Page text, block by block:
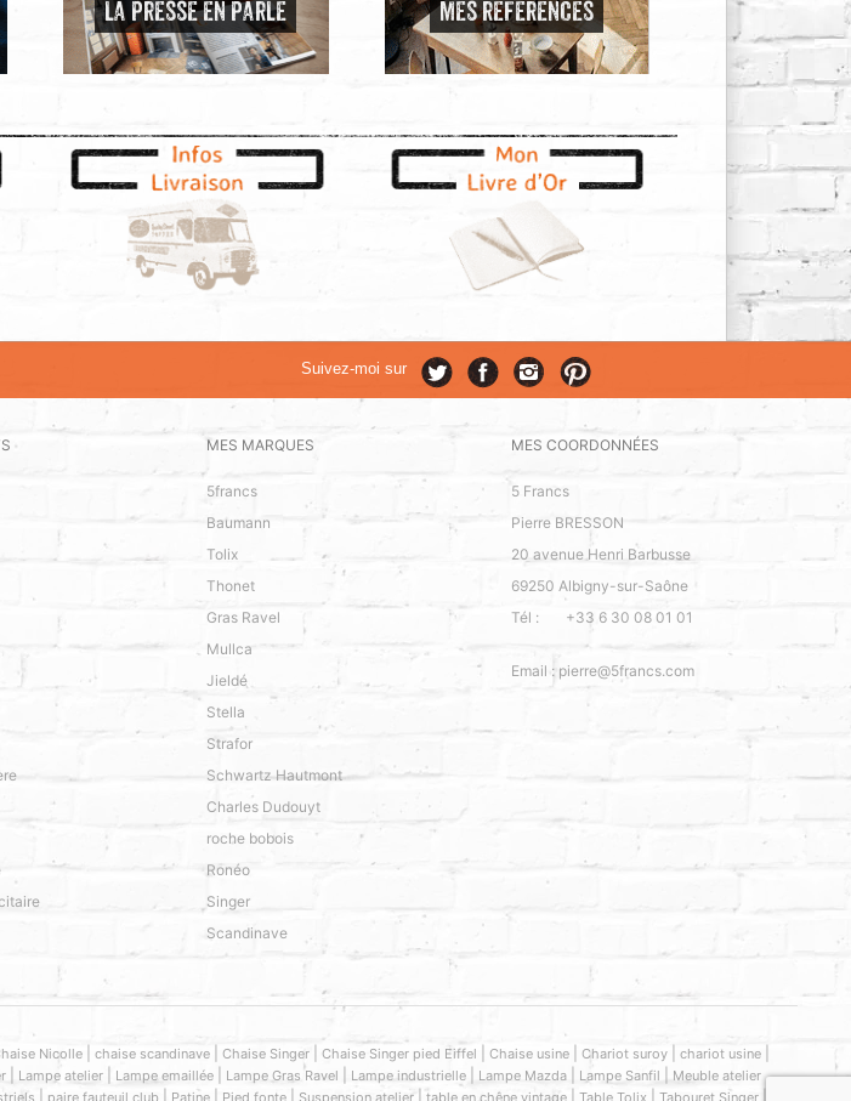
LA PRESSE EN PARLE MES RÉFÉRENCES
Suivez-moi sur
MES MARQUES
5francs
Baumann
Tolix
Thonet
Gras Ravel
Mullca
Jieldé
Stella
Strafor
Schwartz Hautmont
Charles Dudouyt
roche bobois
Ronéo
Singer
Scandinave
MES COORDONNÉES
5 Francs
Pierre BRESSON
20 avenue Henri Barbusse
69250 Albigny-sur-Saône
Tél :
+33 6 30 08 01 01
Email : pierre@5francs.com
Nicolle chaise scandinave Chaise Singer Chaise Singer pied Eiffel Chaise usine Chariot suroy chariot usine
Lampe atelier Lampe emaillée Lampe Gras Ravel Lampe industrielle Lampe Mazda Lampe Sanfil
Meuble atelier
paire fauteuil club Patine Pied fonte Suspension atelier table en chêne vintage Table Tolix Tabouret Singer